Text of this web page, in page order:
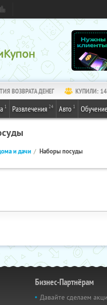
ВОЗВРАТА ДЕНЕГ КУПИЛИ:
1 Развлечения 24 Авто 1 Обучение
и дачи Наборы посуды
Бизнес-Партнёрам
Давайте сделаем